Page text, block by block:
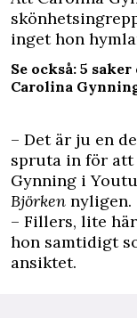
inget hon
Se också: 5
Carolina
– Det är ju en
spruta in för att
Gynning i
Björken nyligen.
– Fillers, lite
hon samtidigt
ansiktet.